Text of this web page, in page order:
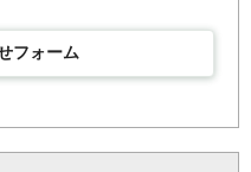
フォーム